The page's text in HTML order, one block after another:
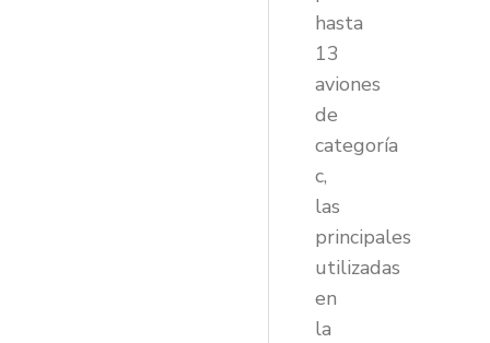
hasta
13
aviones
de
categoría
c,
las
principales
utilizadas
en
la